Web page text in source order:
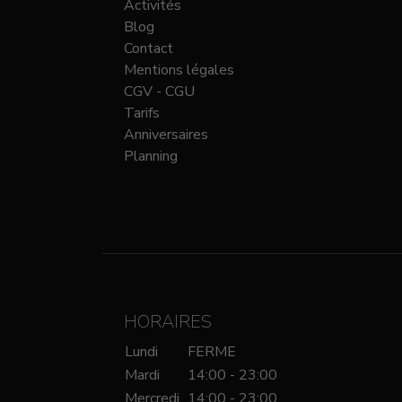
Activités
Blog
Contact
Mentions légales
CGV - CGU
Tarifs
Anniversaires
Planning
HORAIRES
Lundi
FERME
Mardi
14:00 - 23:00